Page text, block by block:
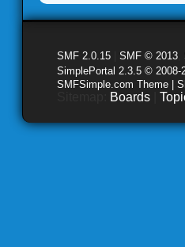
SMF 2.0.15 SMF © 2013
SimplePortal 2.3.5 © 2008-
SMFSimple.com Theme |
Boards